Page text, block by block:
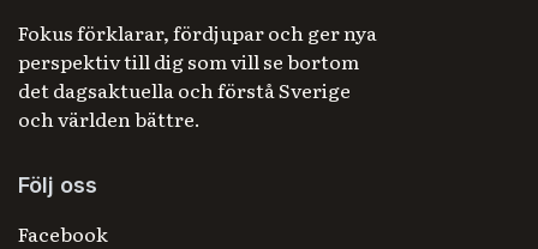
Fokus förklarar, fördjupar och ger nya
perspektiv till dig som vill se bortom
det dagsaktuella och förstå Sverige
och världen bättre.
Följ oss
Facebook